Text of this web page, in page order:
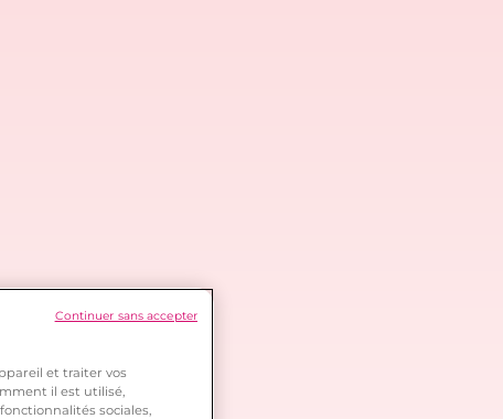
et traiter vos
il est utilisé,
sociales,
Continuer sans accepter